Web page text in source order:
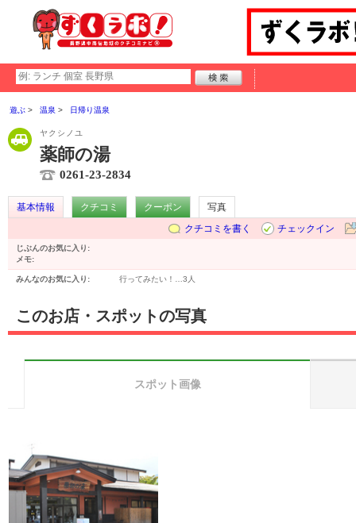
遊ぶ 温泉 日帰り温泉
ヤクシノユ
薬師の湯
0261-23-2834
基本情報 クチコミ クーポン
写真
クチコミを書く
チェックイン
じぶんのお気に入り:
メモ:
みんなのお気に入り: 行ってみたい！… 3人
このお店・スポットの写真
スポット画像